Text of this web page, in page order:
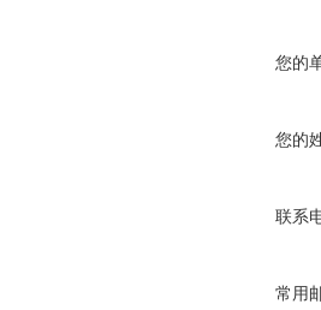
您的
您的
联系
常用